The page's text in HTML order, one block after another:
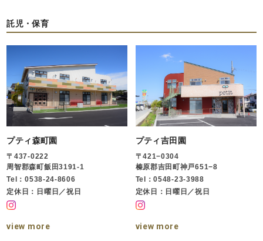
託児・保育
プティ森町園
〒437-0222
周智郡森町飯田3191-1
Tel：0538-24-8606
定休日：日曜日／祝日
view more
プティ吉田園
〒421−0304
榛原郡吉田町神戸651−8
Tel：0548-23-3988
定休日：日曜日／祝日
view more